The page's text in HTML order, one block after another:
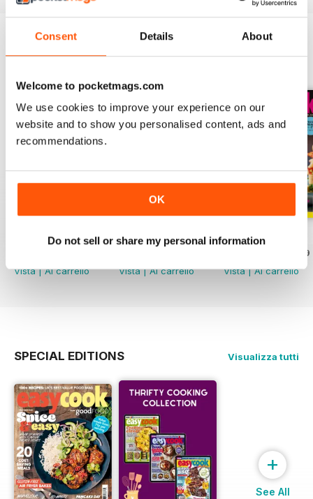
Consent Details About
Welcome to pocketmags.com
We use cookies to improve your experience on our
website and to show you personalised content, ads and
recommendations.
OK
Do not sell or share my personal information
Vista|Al carrello
May
Vista|Al carrello
€5,99
Vista|Al carrello
SPECIAL EDITIONS Visualizza tutti
+
See All